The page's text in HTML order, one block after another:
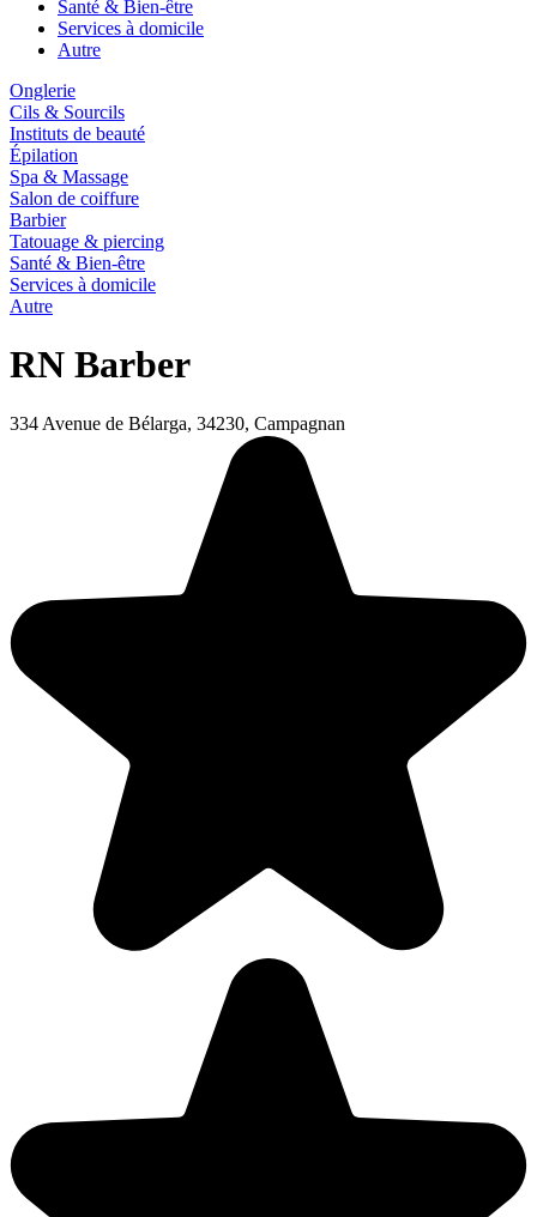
Santé & Bien-être
Services à domicile
Autre
Onglerie
Cils & Sourcils
Instituts de beauté
Épilation
Spa & Massage
Salon de coiffure
Barbier
Tatouage & piercing
Santé & Bien-être
Services à domicile
Autre
RN Barber
334 Avenue de Bélarga, 34230, Campagnan